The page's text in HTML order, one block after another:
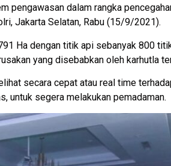
pengawasan dalam rangka
Jakarta Selatan, Rabu (15/9/2021).
Ha dengan titik api sebanyak 800
yang disebabkan oleh karhutla
secara cepat atau real time
untuk segera melakukan pemadaman.